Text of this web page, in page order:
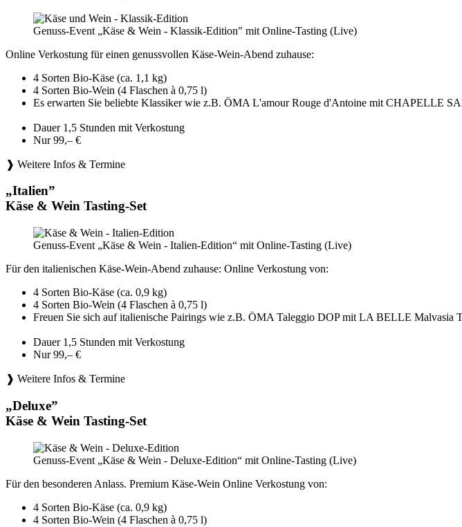
Genuss-Event „Käse & Wein - Klassik-Edition" mit Online-Tasting (Live)
Online Verkostung für einen genussvollen Käse-Wein-Abend zuhause:
4 Sorten Bio-Käse (ca. 1,1 kg)
4 Sorten Bio-Wein (4 Flaschen à 0,75 l)
Es erwarten Sie beliebte Klassiker wie z.B. ÖMA L'amour Rouge d'Antoine mit CHAPELLE
Dauer 1,5 Stunden mit Verkostung
Nur 99,– €
❱ Weitere Infos & Termine
„Italien”
Käse & Wein Tasting-Set
Genuss-Event „Käse & Wein - Italien-Edition“ mit Online-Tasting (Live)
Für den italienischen Käse-Wein-Abend zuhause: Online Verkostung von:
4 Sorten Bio-Käse (ca. 0,9 kg)
4 Sorten Bio-Wein (4 Flaschen à 0,75 l)
Freuen Sie sich auf italienische Pairings wie z.B. ÖMA Taleggio DOP mit LA BELLE Malvasia
Dauer 1,5 Stunden mit Verkostung
Nur 99,– €
❱ Weitere Infos & Termine
„Deluxe”
Käse & Wein Tasting-Set
Genuss-Event „Käse & Wein - Deluxe-Edition“ mit Online-Tasting (Live)
Für den besonderen Anlass. Premium Käse-Wein Online Verkostung von:
4 Sorten Bio-Käse (ca. 0,9 kg)
4 Sorten Bio-Wein (4 Flaschen à 0,75 l)